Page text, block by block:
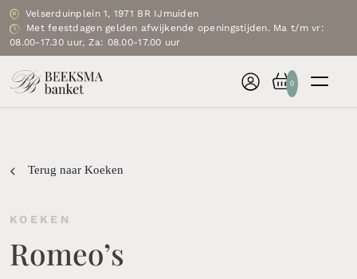
Velserduinplein 1, 1971 BR IJmuiden
Met feestdagen gelden afwijkende openingstijden. Ma t/m vr:
08.00-17.30 uur, Za: 08.00-17.00 uur
0
Terug naar Koeken
KOEKEN
Romeo’s